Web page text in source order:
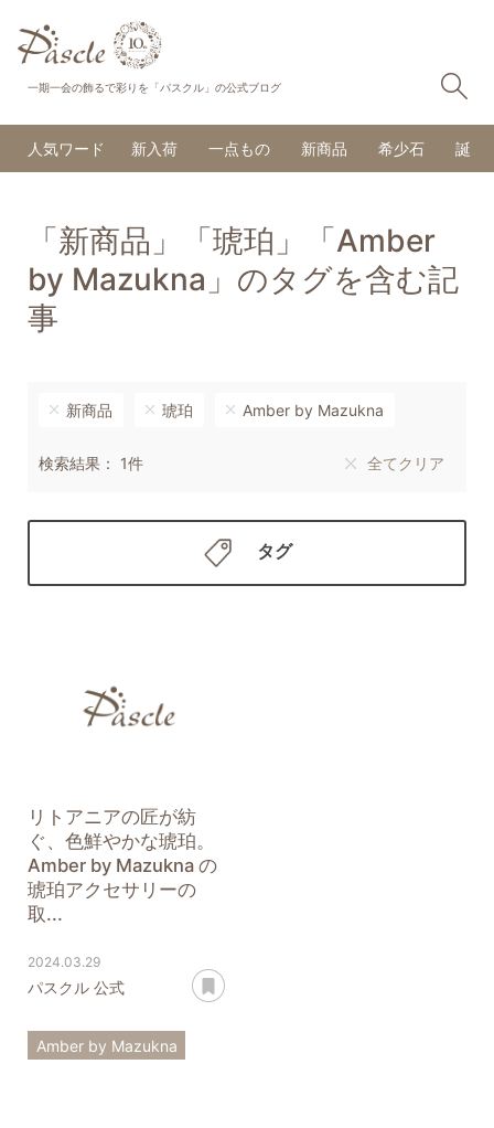
一期一会の飾るで彩りを「パスクル」の公式ブログ
人気ワード 新入荷 一点もの 新商品 希少石 誕生
「新商品」「琥珀」「Amber
by Mazukna」のタグを含む記
事
新商品 琥珀 Amber by Mazukna
検索結果： 1件 全てクリア
タグ
リトアニアの匠が紡
ぐ、色鮮やかな琥珀。
Amber by Mazukna の
琥珀アクセサリーの
取...
2024.03.29
パスクル 公式
Amber by Mazukna